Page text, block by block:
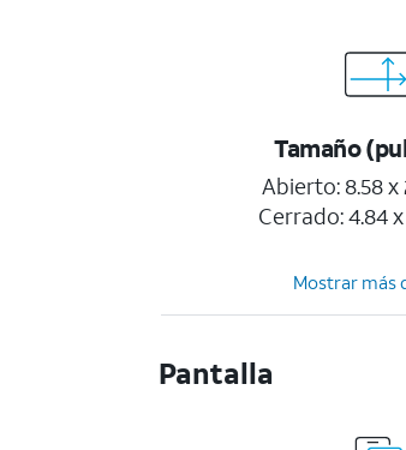
Tamaño
Abierto: 8.58 x
Cerrado: 4.84 x
Mostrar más
Pantalla